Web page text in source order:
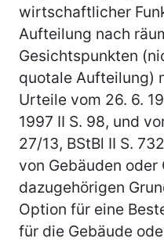
wirtschaftlicher
Aufteilung nach
Gesichtspunkten
quotale Aufteilung)
Urteile vom 26. 6.
1997 II S. 98, und
27/13, BStBl II S.
von Gebäuden
dazugehörigen
Option für eine
für die Gebäude